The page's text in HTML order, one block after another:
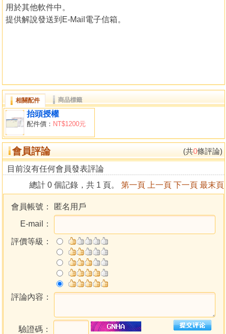
用於其他軟件中。
提供解說發送到E-Mail電子信箱。
相關配件 商品標籤
抬頭授權
配件價： NT$1200元
會員評論 (共0條評論)
目前沒有任何會員發表評論
總計 0 個記錄，共 1 頁。 第一頁 上一頁 下一頁 最末頁
會員帳號：
匿名用戶
E-mail：
評價等級：
評論內容：
驗證碼：